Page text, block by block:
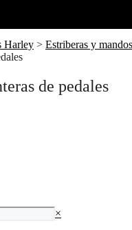
Harley > Estriberas y
de pedales
×